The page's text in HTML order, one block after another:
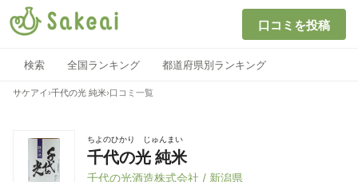
口コミを投稿
検索 全国ランキング 都道府県別ランキング
サケアイ ›千代の光 純米›口コミ一覧
ちよのひかり じゅんまい
千代の光 純米
千代の光酒造株式会社 / 新潟県